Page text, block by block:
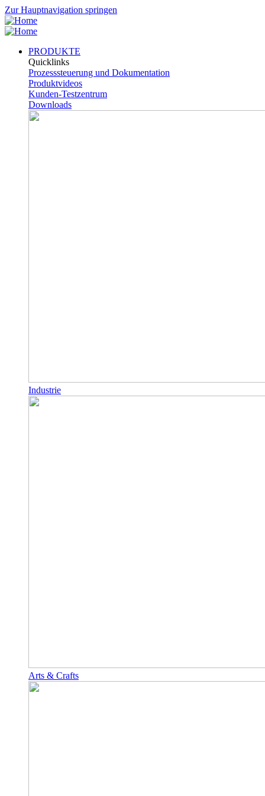
Zur Hauptnavigation springen
PRODUKTE
Quicklinks
Prozesssteuerung und Dokumentation
Produktvideos
Kunden-Testzentrum
Downloads
Industrie
Arts & Crafts